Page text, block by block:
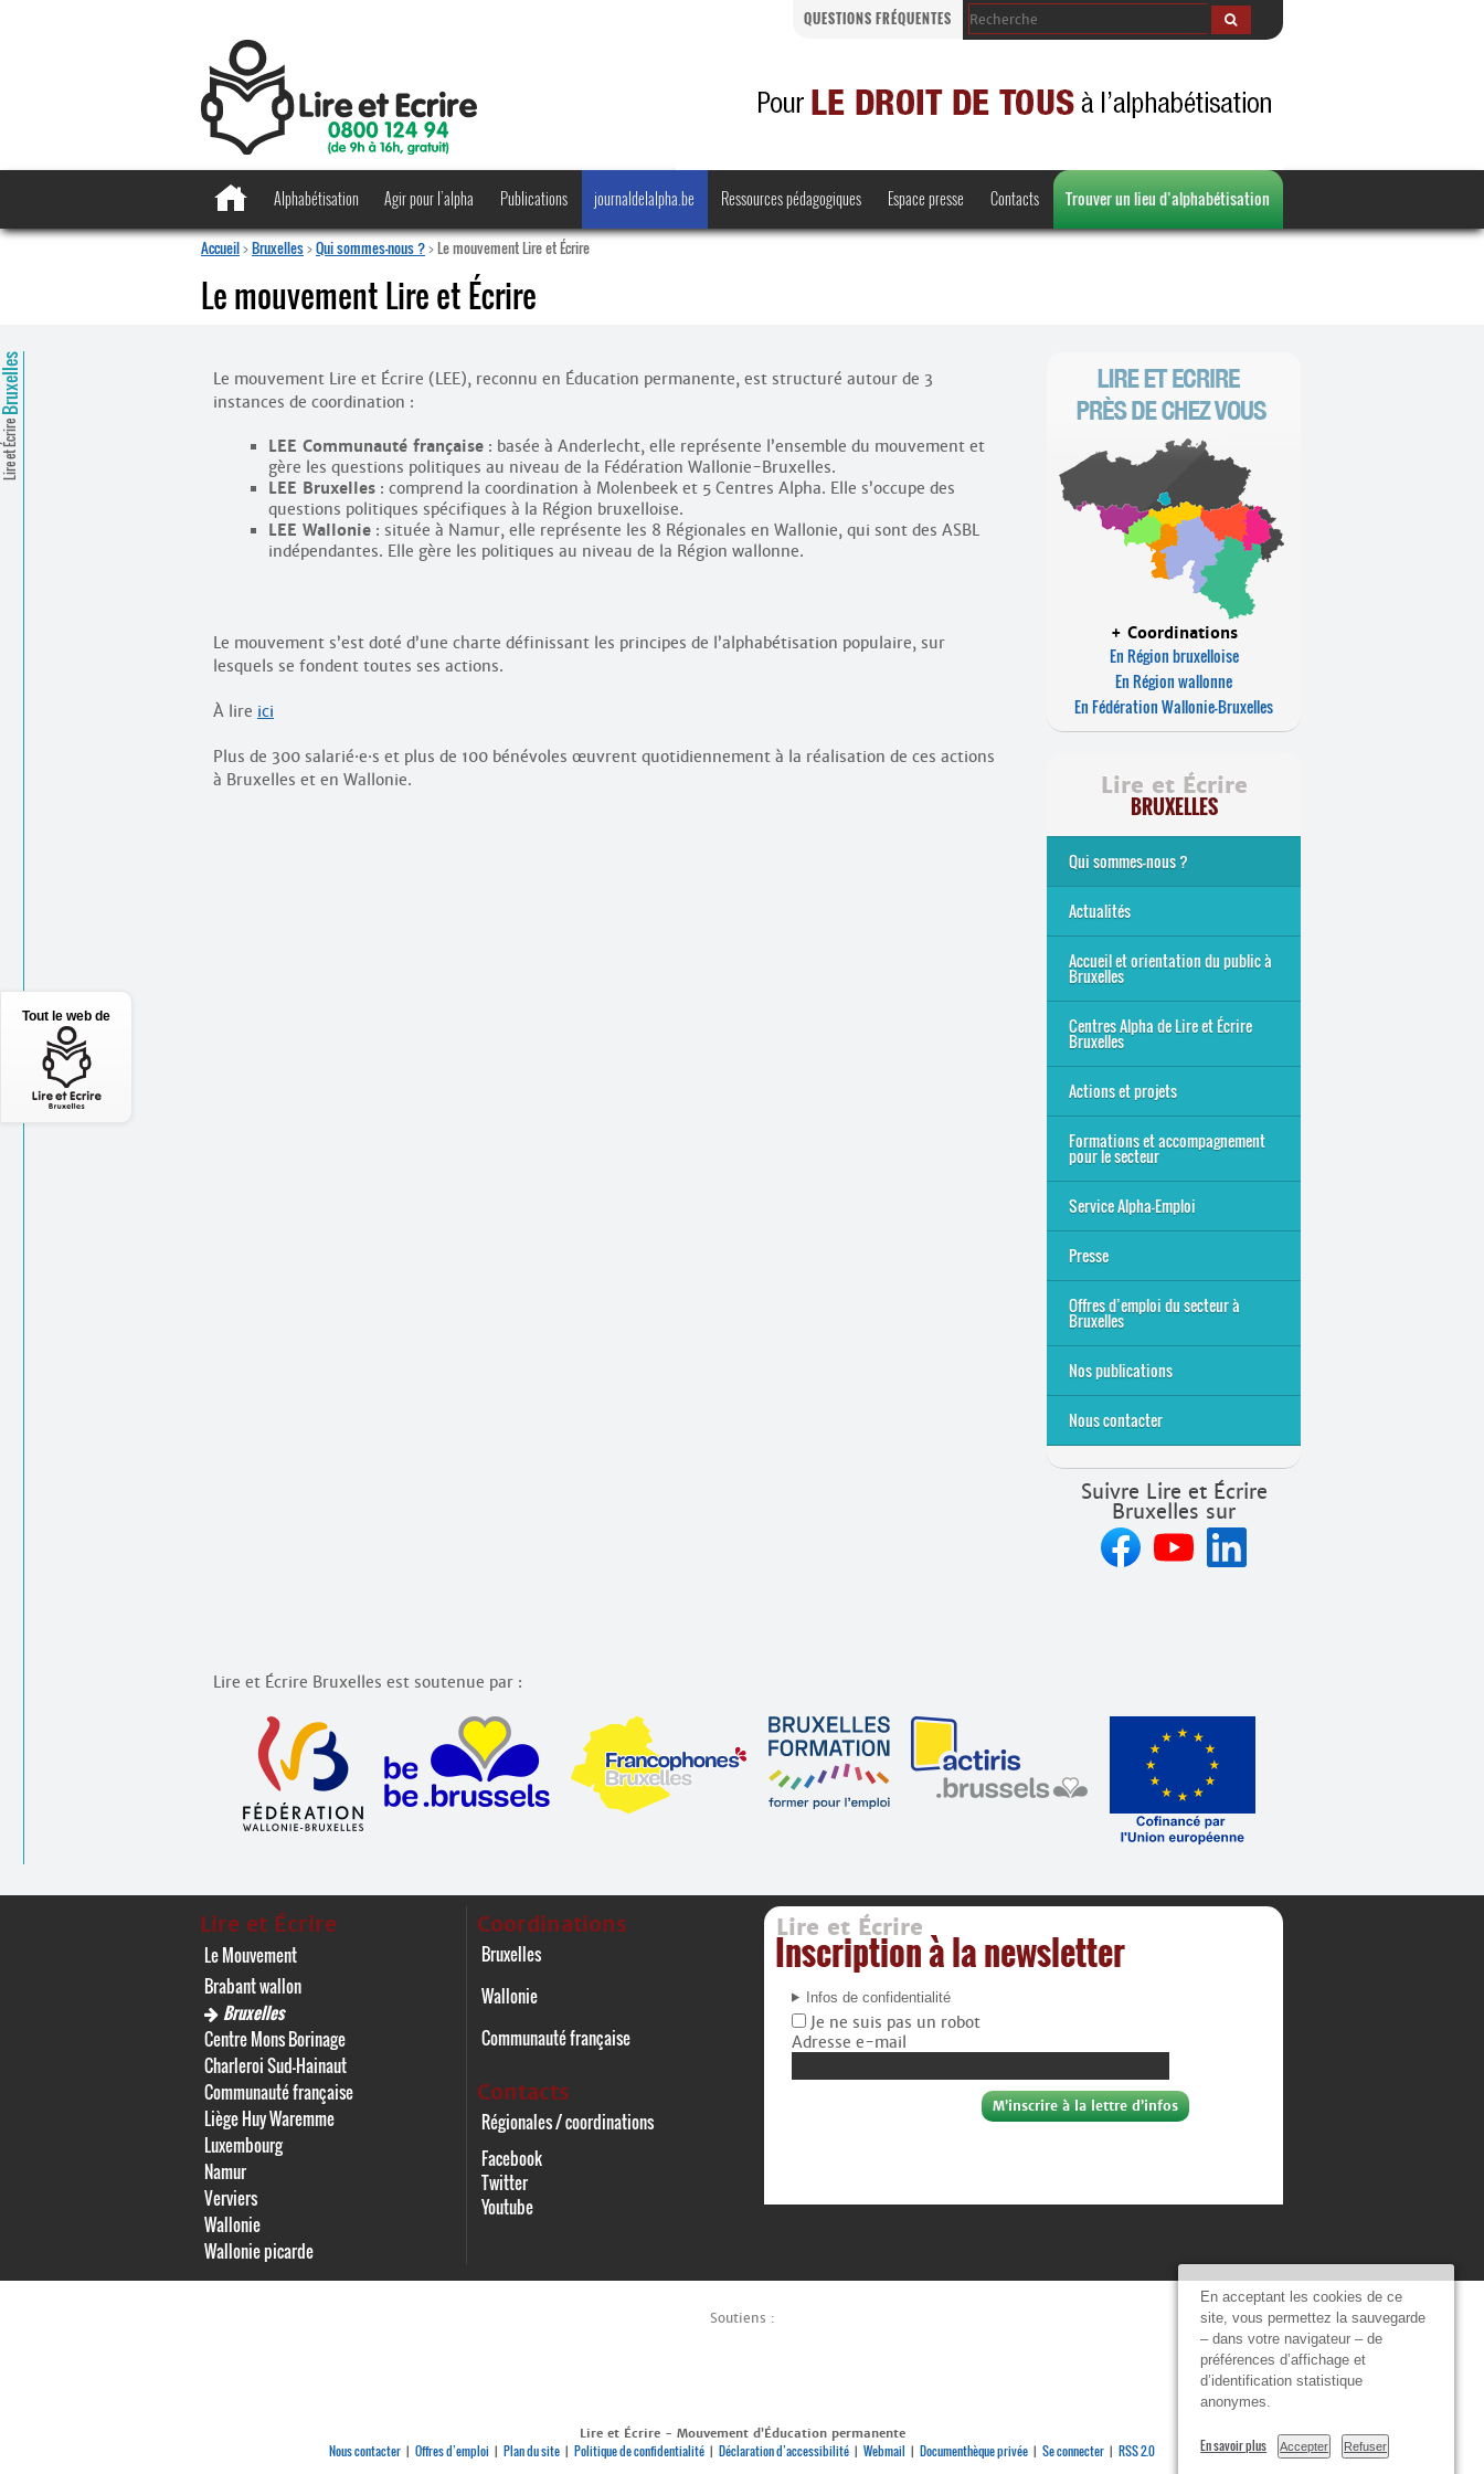
En acceptant les cookies de ce
site, vous permettez la sauvegarde
– dans votre navigateur – de
préférences d’affichage et
d’identification statistique
anonymes.
En savoir plus Accepter Refuser
QUESTIONS FRÉQUENTES
Alphabétisation Agir pour l’alpha Publications
·
journaldelalpha.be Ressources pédagogiques Espace presse Contacts Trouver un lieu d’alphabétisation
Accueil>Bruxelles>Qui sommes-nous ?>Le mouvement Lire et Écrire
Le mouvement Lire et Écrire
Lire et Écrire
Le mouvement Lire et Écrire (LEE), reconnu en Éducation permanente, est structuré autour de 3
instances de coordination :
LEE Communauté française : basée à Anderlecht, elle représente l’ensemble du mouvement et
gère les questions politiques au niveau de la Fédération Wallonie-Bruxelles.
LEE Bruxelles : comprend la coordination à Molenbeek et 5 Centres Alpha. Elle s’occupe des
questions politiques spécifiques à la Région bruxelloise.
LEE Wallonie : située à Namur, elle représente les 8 Régionales en Wallonie, qui sont des ASBL
indépendantes. Elle gère les politiques au niveau de la Région wallonne.
Le mouvement s’est doté d’une charte définissant les principes de l’alphabétisation populaire, sur
lesquels se fondent toutes ses actions.
À lire ici
Plus de 300 salarié·e·s et plus de 100 bénévoles œuvrent quotidiennement à la réalisation de ces actions
à Bruxelles et en Wallonie.
+ Coordinations
En Région bruxelloise
En Région wallonne
En Fédération Wallonie-Bruxelles
Lire et Écrire
BRUXELLES
Qui sommes-nous ?
Analphabétisme et illettrisme
L’alphabétisation populaire
Le mouvement Lire et Écrire
Nos missions
... Tous les articles
Actualités
Offres d’emploi du secteur à
Bruxelles
La rentrée 2026-27
Pour être belge à la plage…
A vos agendas ! Alpha
bruxellois, mobilise-toi !
Inauguration du Centre Alpha
Forest de Lire et Écrire
... Tous les articles
Accueil et orientation du public à
Bruxelles
8 Points Accueil
Publics concernés ?
Que proposons-nous ?
Qui sommes-nous ?
Centres Alpha de Lire et Écrire
Bruxelles
Actions et projets
Alpha-Jeux
Arts & Alpha
Jeudis du Cinéma
Le projet Alpha-TIC
Notre projet FSE
Tac-TIC Emploi
Formations et accompagnement
pour le secteur
S’initier
Se former
Se rencontrer
Être accompagné·e
Service Alpha-Emploi
Équipe et contacts
Accompagnement individuel
Accompagnement collectif
Folder Service Alpha-Emploi
Presse
2021
2024
2025
Offres d’emploi du secteur à
Bruxelles
Emplois rémunérés
Bénévolat
Candidature spontanée à Lire
et Écrire Bruxelles
Nos publications
Nous contacter
Suivre Lire et Écrire
Bruxelles sur
Lire et Écrire Bruxelles est soutenue par :
Lire et Écrire
Le Mouvement
Brabant wallon
Bruxelles
Centre Mons Borinage
Charleroi Sud-Hainaut
Communauté française
Liège Huy Waremme
Luxembourg
Namur
Verviers
Wallonie
Wallonie picarde
Coordinations
Bruxelles
Wallonie
Communauté française
Contacts
Régionales / coordinations
Facebook
Twitter
Youtube
Lire et Écrire
Inscription à la newsletter
Infos de confidentialité
Je ne suis pas un robot
Adresse e-mail
Soutiens :
Lire et Écrire - Mouvement d’Éducation permanente
Nous contacter Offres d’emploi Plan du site Politique de confidentialité Déclaration d’accessibilité Webmail Documenthèque privée Se connecter RSS 2.0
Tout le web de